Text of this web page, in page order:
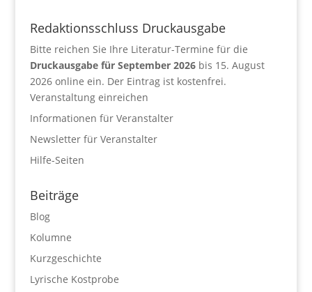
Redaktionsschluss Druckausgabe
Bitte reichen Sie Ihre Literatur-Termine für die
Druckausgabe für September 2026bis 15. August
2026 online ein. Der Eintrag ist kostenfrei.
Veranstaltung einreichen
Informationen für Veranstalter
Newsletter für Veranstalter
Hilfe-Seiten
Beiträge
Blog
Kolumne
Kurzgeschichte
Lyrische Kostprobe